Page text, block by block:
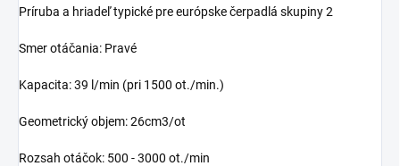
Príruba a hriadeľ typické pre európske čerpadlá skupiny 2
Smer otáčania: Pravé
Kapacita: 39 l/min (pri 1500 ot./min.)
Geometrický objem: 26cm3/ot
Rozsah otáčok: 500 - 3000 ot./min